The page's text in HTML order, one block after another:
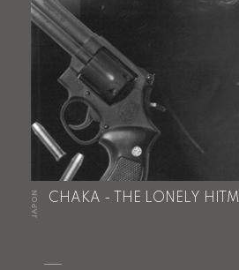
JAPON CHAKA - THE LONELY